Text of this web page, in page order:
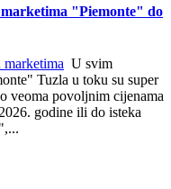
"Piemonte" do
U svim
Tuzla u toku su super
veoma povoljnim cijenama
godine ili do isteka